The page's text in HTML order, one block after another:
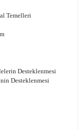
Temelleri
Desteklenmesi
Desteklenmesi